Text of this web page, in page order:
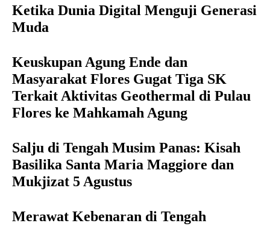
Ketika Dunia Digital Menguji Generasi
Muda
Keuskupan Agung Ende dan
Masyarakat Flores Gugat Tiga SK
Terkait Aktivitas Geothermal di Pulau
Flores ke Mahkamah Agung
Salju di Tengah Musim Panas: Kisah
Basilika Santa Maria Maggiore dan
Mukjizat 5 Agustus
Merawat Kebenaran di Tengah